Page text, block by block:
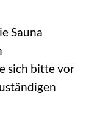
Sauna
sich bitte vor